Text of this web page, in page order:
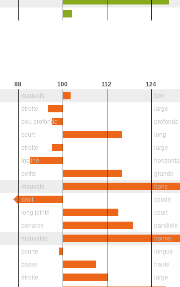
88 100 112 124
mauvais bon
étroite large
peu profonde profonde
court long
étroite large
incliné
petite grande
mauvais bons
droit coudé
long jointé court
panards parallèle
mauvaise bonne
courte longue
basse haute
étroite large